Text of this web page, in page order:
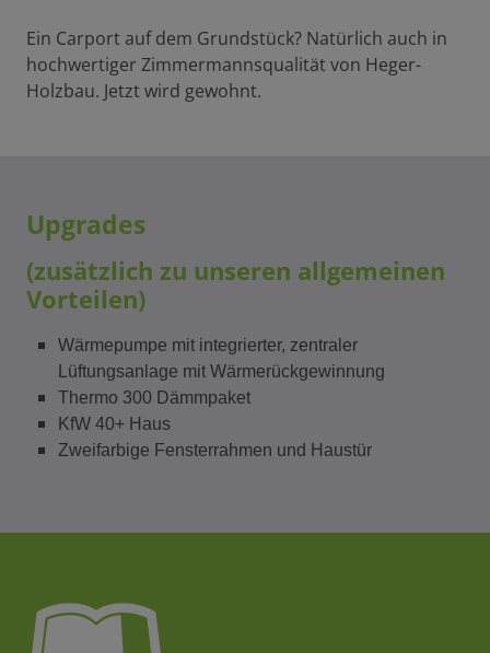
Ein Carport auf dem Grundstück? Natürlich auch in
hochwertiger Zimmermannsqualität von Heger-
Holzbau. Jetzt wird gewohnt.
Upgrades
(zusätzlich zu unseren allgemeinen
Vorteilen)
Wärmepumpe mit integrierter, zentraler
Lüftungsanlage mit Wärmerückgewinnung
Thermo 300 Dämmpaket
KfW 40+ Haus
Zweifarbige Fensterrahmen und Haustür